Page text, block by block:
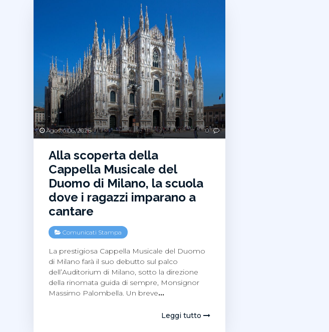
Agosto 06, 2026 0
Alla scoperta della
Cappella Musicale del
Duomo di Milano, la scuola
dove i ragazzi imparano a
cantare
Comunicati Stampa
La prestigiosa Cappella Musicale del Duomo
di Milano farà il suo debutto sul palco
dell’Auditorium di Milano, sotto la direzione
della rinomata guida di sempre, Monsignor
Massimo Palombella. Un breve…
Leggi tutto